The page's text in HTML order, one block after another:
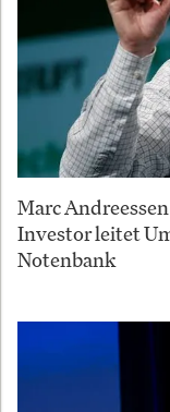
Marc
Investor leitet
Notenbank